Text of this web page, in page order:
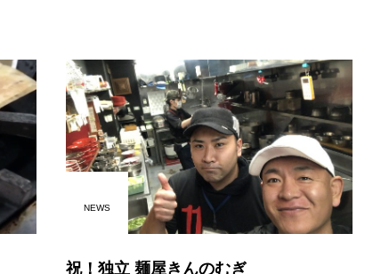
NEWS
祝！独立 麺屋きんのむぎ